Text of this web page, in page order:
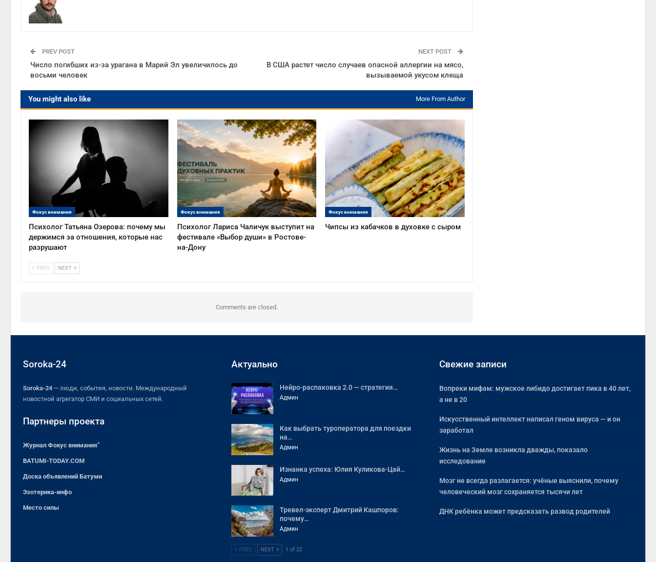
PREV POST
Число погибших из-за урагана в Марий Эл увеличилось до
восьми человек
NEXT POST
В США растет число случаев опасной аллергии на мясо,
вызываемой укусом клеща
You might also like More From Author
Фокус внимания
Психолог Татьяна Озерова: почему мы
держимся за отношения, которые нас
разрушают
Фокус внимания
Психолог Лариса Чаличук выступит на
фестивале «Выбор души» в Ростове-
на-Дону
Фокус внимания
Чипсы из кабачков в духовке с сыром
PREV NEXT
Comments are closed.
Soroka-24
Soroka-24 — люди, события, новости. Международный
новостной агрегатор СМИ и социальных сетей.
Партнеры проекта
Журнал Фокус внимания”
BATUMI-TODAY.COM
Доска объявлений Батуми
Эзотерика-инфо
Место силы
Актуально
Нейро-распаковка 2.0 — стратегия…
Админ
Как выбрать туроператора для поездки
на…
Админ
Изнанка успеха: Юлия Куликова-Цай…
Админ
Тревел-эксперт Дмитрий Кашпоров:
почему…
Админ
PREV NEXT 1 of 22
Свежие записи
Вопреки мифам: мужское либидо достигает пика в 40 лет,
а не в 20
Искусственный интеллект написал геном вируса — и он
заработал
Жизнь на Земле возникла дважды, показало
исследование
Мозг не всегда разлагается: учёные выяснили, почему
человеческий мозг сохраняется тысячи лет
ДНК ребёнка может предсказать развод родителей